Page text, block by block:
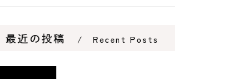
最近の投稿 Recent Posts